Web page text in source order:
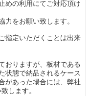
めの利用にてご対応頂け
力をお願い致します。
指定いただくことは出来
おりますが、板材である
状態で納品されるケース
があった場合には、弊社
します。